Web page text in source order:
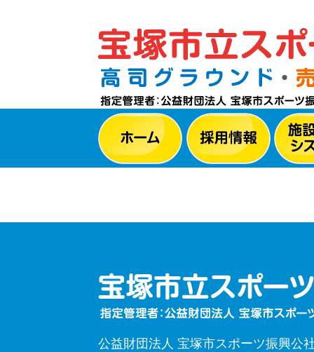
公益財団法人 宝塚市スポーツ振興公